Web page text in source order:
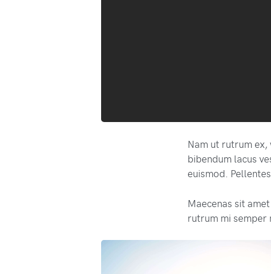
Nam ut rutrum
bibendum lacus
euismod.
Maecenas sit
rutrum mi semper